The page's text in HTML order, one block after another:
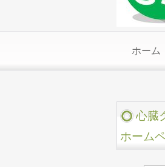
ホーム
心臓
ホーム